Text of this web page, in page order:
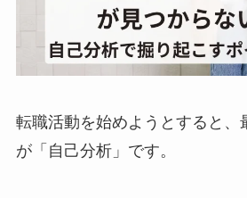
転職活動を始めようとすると、
が「自己分析」です。